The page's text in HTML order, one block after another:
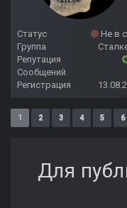
Статус
Не в
Группа
Репутация
Сообщений
Регистрация
1 2 3 4 5 6
Для